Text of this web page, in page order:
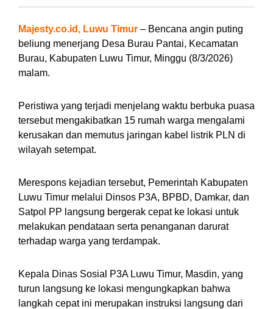
Majesty.co.id, Luwu Timur – Bencana angin puting
beliung menerjang Desa Burau Pantai, Kecamatan
Burau, Kabupaten Luwu Timur, Minggu (8/3/2026)
malam.
Peristiwa yang terjadi menjelang waktu berbuka puasa
tersebut mengakibatkan 15 rumah warga mengalami
kerusakan dan memutus jaringan kabel listrik PLN di
wilayah setempat.
Merespons kejadian tersebut, Pemerintah Kabupaten
Luwu Timur melalui Dinsos P3A, BPBD, Damkar, dan
Satpol PP langsung bergerak cepat ke lokasi untuk
melakukan pendataan serta penanganan darurat
terhadap warga yang terdampak.
Kepala Dinas Sosial P3A Luwu Timur, Masdin, yang
turun langsung ke lokasi mengungkapkan bahwa
langkah cepat ini merupakan instruksi langsung dari